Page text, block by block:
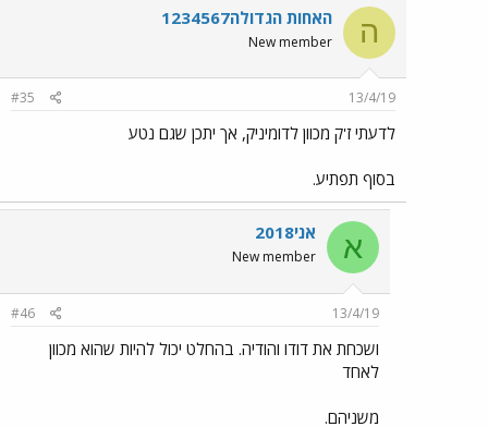
ה האחות הגדולה1234567
New member
13/4/19
#35
לדעתי ז'ק מכוון לדומיניק, אך יתכן שגם נטע
בסוף תפתיע.
א אני2018
New member
13/4/19
#46
ושכחת את דודו והודיה. בהחלט יכול להיות שהוא מכוון
לאחד
משניהם.